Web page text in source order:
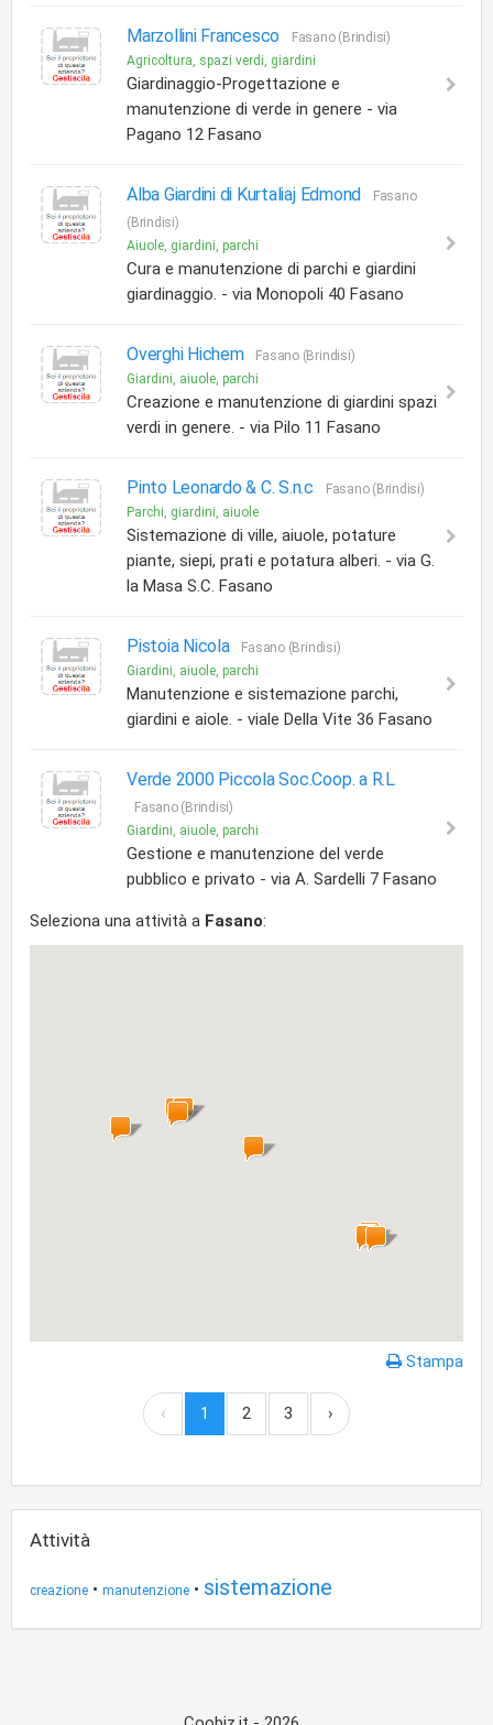
Marzollini Francesco
Fasano (Brindisi)
Agricoltura, spazi verdi, giardini
Giardinaggio-Progettazione e
manutenzione di verde in genere - via
Pagano 12 Fasano
Alba Giardini di Kurtaliaj Edmond
Fasano
(Brindisi)
Aiuole, giardini, parchi
Cura e manutenzione di parchi e giardini
giardinaggio. - via Monopoli 40 Fasano
Overghi Hichem
Fasano (Brindisi)
Giardini, aiuole, parchi
Creazione e manutenzione di giardini spazi
verdi in genere. - via Pilo 11 Fasano
Pinto Leonardo & C. S.n.c
Fasano (Brindisi)
Parchi, giardini, aiuole
Sistemazione di ville, aiuole, potature
piante, siepi, prati e potatura alberi. - via G.
la Masa S.C. Fasano
Pistoia Nicola
Fasano (Brindisi)
Giardini, aiuole, parchi
Manutenzione e sistemazione parchi,
giardini e aiole. - viale Della Vite 36 Fasano
Verde 2000 Piccola Soc.Coop. a R.L
Fasano (Brindisi)
Giardini, aiuole, parchi
Gestione e manutenzione del verde
pubblico e privato - via A. Sardelli 7 Fasano
Seleziona una attività a Fasano:
Stampa
‹ 1 2 3 ›
Attività
creazione • manutenzione • sistemazione